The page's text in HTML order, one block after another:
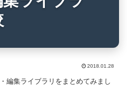
2018.01.28
編集ライブラリをまとめてみまし